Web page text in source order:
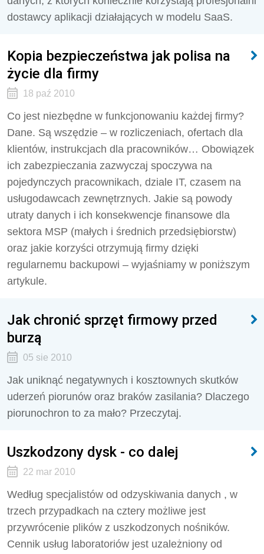
dostawcy aplikacji działających w modelu SaaS.
Kopia bezpieczeństwa jak polisa na
życie dla firmy
18 paź 2010
Co jest niezbędne w funkcjonowaniu każdej firmy?
Dane. Są wszędzie – w rozliczeniach, ofertach dla
klientów, instrukcjach dla pracowników… Obowiązek
ich zabezpieczania zazwyczaj spoczywa na
pojedynczych pracownikach, dziale IT, czasem na
usługodawcach zewnętrznych. Jakie są powody
utraty danych i ich konsekwencje finansowe dla
sektora MSP (małych i średnich przedsiębiorstw)
oraz jakie korzyści otrzymują firmy dzięki
regularnemu backupowi – wyjaśniamy w poniższym
artykule.
Jak chronić sprzęt firmowy przed
burzą
05 sie 2010
Jak uniknąć negatywnych i kosztownych skutków
uderzeń piorunów oraz braków zasilania? Dlaczego
piorunochron to za mało? Przeczytaj.
Uszkodzony dysk - co dalej
22 mar 2010
Według specjalistów od odzyskiwania danych , w
trzech przypadkach na cztery możliwe jest
przywrócenie plików z uszkodzonych nośników.
Cennik usług laboratoriów jest uzależniony od